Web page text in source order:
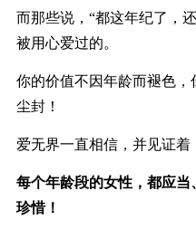
而那些说， “都这年纪了 ，
被用心爱过的。
你的价值不因年龄而褪色，
尘封！
爱无界一直相信，并见证着
每个年龄段的女性，都应
珍惜！